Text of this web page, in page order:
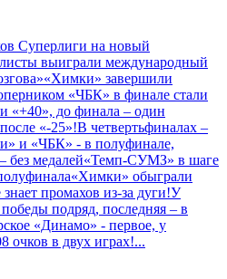
Cуперлиги на новый
выиграли международный
«Химки» завершили
«ЧБК» в финале стали
«+40», до финала – один
«-25»!В четвертьфиналах –
и «ЧБК» - в полуфинале,
без медалей«Темп-СУМЗ» в шаге
«Химки» обыграли
промахов из-за дуги!У
подряд, последняя – в
«Динамо» - первое, у
очков в двух играх!...